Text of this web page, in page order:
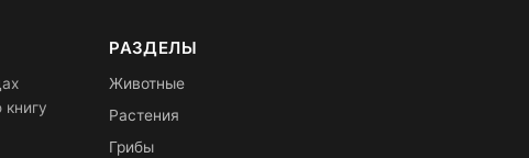
РАЗДЕЛЫ
Животные
Растения
Грибы